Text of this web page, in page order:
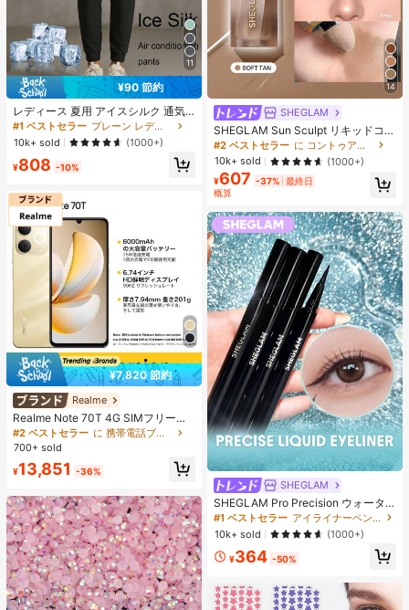
11
¥90 節約
レディース 夏用 アイスシルク 通気
性 ランニングパンツ、速乾 軽量 ス
ポーツパンツ ジッパーポケット & ウ
エストバンド付き フィットネス & ジ
ョギング用 ブラック、アスレジャー
#1 ベストセラー
プレーン レディースパンツ
10k+ sold
(1000+)
¥808 -10%
¥7,820 節約
Realme
Realme Note 70T 4G SIMフリー携
帯電話 4GB+64GB/4GB+128GB/4G
B+256GB グローバル版 4G LTE、A
カメラ、90Hz ディスプレイ モバイ
ルフォン プラスライト、6000mAh
大容量バッテリー、15W 急速充電、
オクタコアチップセット、アダプタ
ーなし、ベトナムでSIMロック
#2 ベストセラー
に 携帯電話ブランド 携帯電話
700+ sold
¥13,851 -36%
14
SHEGLAM
SHEGLAM Sun Sculpt リキッドコン
ター-Soft Tan ノーズシャドウ シェ
ーディング 女性と女の子のためのブ
ランドビューティーコスメメイクア
ップ
#2 ベストセラー
に コントゥア＆ブロンザー
10k+ sold
(1000+)
¥607 -37% 最終日
概算
SHEGLAM
SHEGLAM Pro Precision ウォータ
ープルーフリキッドアイライナー-Bl
ack 女性と女の子のためのブランド
ビューティーコスメメイクアップ
#1 ベストセラー
アイライナーペンシル アイライナー
10k+ sold
(1000+)
¥364 -50%